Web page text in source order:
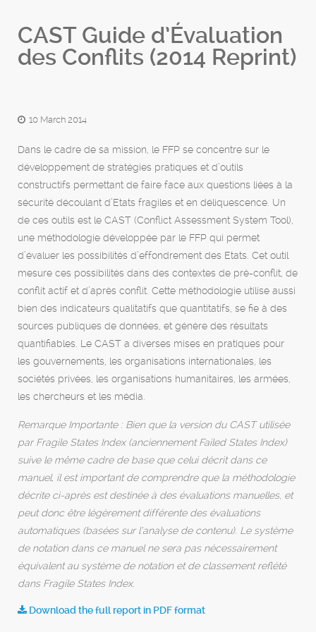
CAST Guide d’Évaluation
des Conflits (2014 Reprint)
10 March 2014
Dans le cadre de sa mission, le FFP se concentre sur le
développement de stratégies pratiques et d’outils
constructifs permettant de faire face aux questions liées à la
sécurité découlant d’Etats fragiles et en déliquescence. Un
de ces outils est le CAST (Conflict Assessment System Tool),
une méthodologie développée par le FFP qui permet
d’évaluer les possibilités d’effondrement des Etats. Cet outil
mesure ces possibilités dans des contextes de pré-conflit, de
conflit actif et d’après conflit. Cette méthodologie utilise aussi
bien des indicateurs qualitatifs que quantitatifs, se fie à des
sources publiques de données, et génère des résultats
quantifiables. Le CAST a diverses mises en pratiques pour
les gouvernements, les organisations internationales, les
sociétés privées, les organisations humanitaires, les armées,
les chercheurs et les média.
Remarque Importante : Bien que la version du CAST utilisée
par Fragile States Index (anciennement Failed States Index)
suive le même cadre de base que celui décrit dans ce
manuel, il est important de comprendre que la méthodologie
décrite ci-après est destinée à des évaluations manuelles, et
peut donc être légèrement différente des évaluations
automatiques (basées sur l’analyse de contenu). Le système
de notation dans ce manuel ne sera pas nécessairement
équivalent au système de notation et de classement reflété
dans Fragile States Index.
Download the full report in PDF format